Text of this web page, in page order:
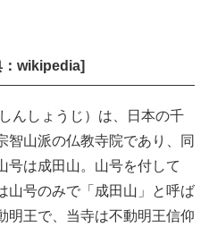
：wikipedia]
んしょうじ）は、日本の千
智山派の仏教寺院であり、同
号は成田山。山号を付して
山号のみで「成田山」と呼ば
明王で、当寺は不動明王信仰